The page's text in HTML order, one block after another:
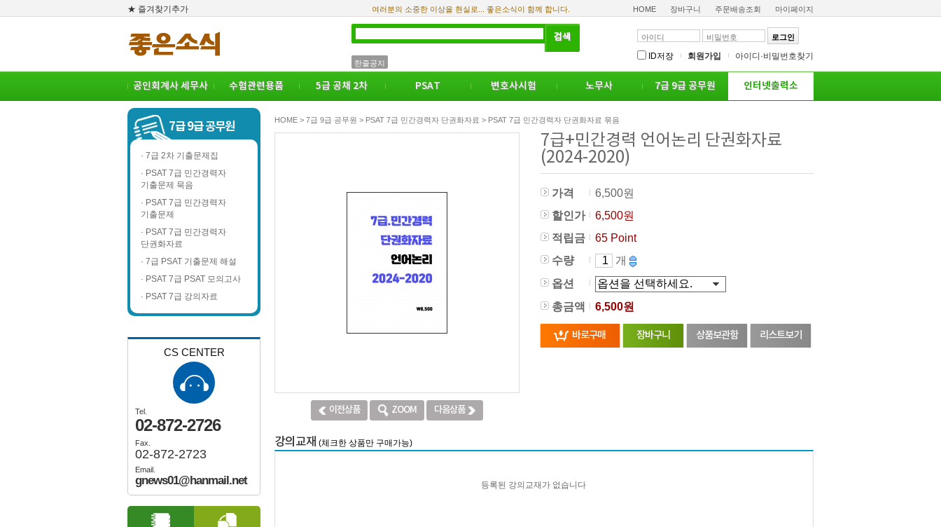
여러분의 소중한 이상을 현실로... 좋은소식이 함께 합니다.
★ 즐겨찾기추가 HOME 장바구니 주문배송조회 마이페이지
ID저장 회원가입 아이디·비밀번호찾기
한줄공지
공인회계사 세무사 수험관련용품 5급 공채 2차 PSAT 변호사시험 노무사 7급 9급 공무원 인터넷출력소
7급 9급 공무원
· 7급 2차 기출문제집
· PSAT 7급 민간경력자
기출문제 묵음
· PSAT 7급 민간경력자
기출문제
· PSAT 7급 민간경력자
단권화자료
· 7급 PSAT 기출문제 해설
· PSAT 7급 PSAT 모의고사
· PSAT 7급 강의자료
CS CENTER
Tel.
02-872-2726
Fax.
02-872-2723
Email.
gnews01@hanmail.net
HOME > 7급 9급 공무원 > PSAT 7급 민간경력자 단권화자료 > PSAT 7급 민간경력자 단권화자료 묶음
이전상품 ZOOM 다음상품
7급+민간경력 언어논리 단권화자료
(2024-2020)
가격
6,500원
할인가
6,500원
적립금
65 Point
수량
개
옵션
총금액
6,500원
바로구매 장바구니 상품보관함 리스트보기
강의교재 (체크한 상품만 구매가능)
등록된 강의교재가 없습니다